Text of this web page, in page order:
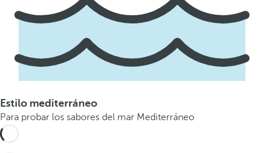
Estilo mediterráneo
Para probar los sabores del mar Mediterráneo